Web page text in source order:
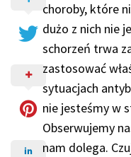
choroby, które
dużo z nich nie
schorzeń trwa
zastosować
sytuacjach
nie jesteśmy w
Obserwujemy
nam dolega.